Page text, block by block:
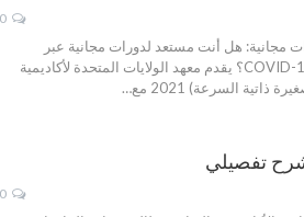
هل أنت مستعد لدورات مجانية عبر
الإنترنت مع شهادات خلال فترة الوباء هذه COVID-19؟ يقدم معهد الولايات المتحدة لأكاديمية
السرعة) 2021 مع
…